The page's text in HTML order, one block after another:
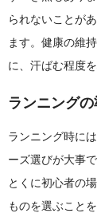
られないことが
ます。健康の維
に、汗ばむ程度
ランニング
ランニング時に
ーズ選びが大事で
とくに初心者の
ものを選ぶこと